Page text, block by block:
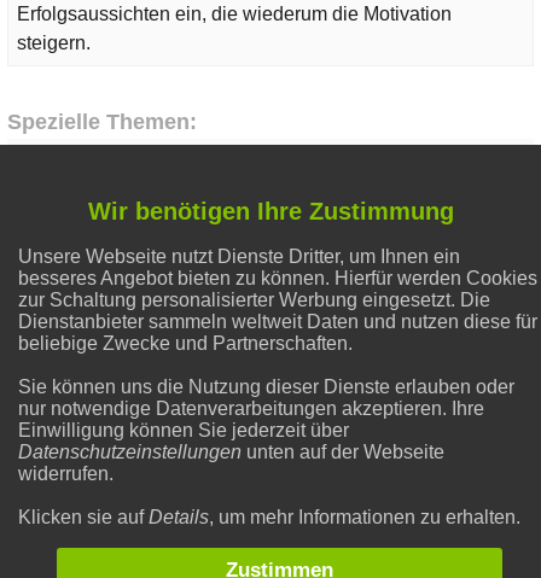
Erfolgsaussichten ein, die wiederum die Motivation
steigern.
Spezielle Themen:
Hausmittel Zitrone
Gesunder Schlaf
Liebe & Partnerschaft
Flecken entfernen
Wir benötigen Ihre Zustimmung
Unsere Webseite nutzt Dienste Dritter, um Ihnen ein
besseres Angebot bieten zu können. Hierfür werden Cookies
zur Schaltung personalisierter Werbung eingesetzt. Die
Dienstanbieter sammeln weltweit Daten und nutzen diese für
beliebige Zwecke und Partnerschaften.
Sie können uns die Nutzung dieser Dienste erlauben oder
nur notwendige Datenverarbeitungen akzeptieren. Ihre
Einwilligung können Sie jederzeit über
Datenschutzeinstellungen unten auf der Webseite
widerrufen.
Klicken sie aufDetails, um mehr Informationen zu erhalten.
Zustimmen